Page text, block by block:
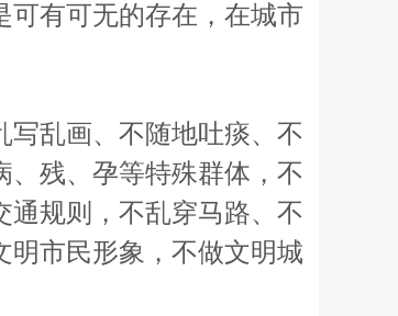
可有可无的存在，在城市
乱画、不随地吐痰、不
残、孕等特殊群体，不
规则，不乱穿马路、不
明市民形象，不做文明城